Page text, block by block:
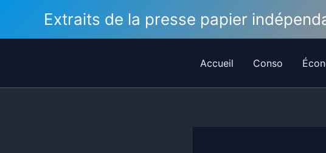
contenu
Extraits de la presse papier
Accueil Conso